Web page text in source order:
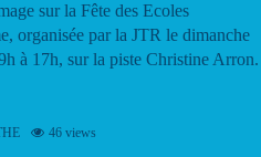
sur la Fête des Ecoles
organisée par la JTR le dimanche
à 17h, sur la piste Christine Arron.
46 views